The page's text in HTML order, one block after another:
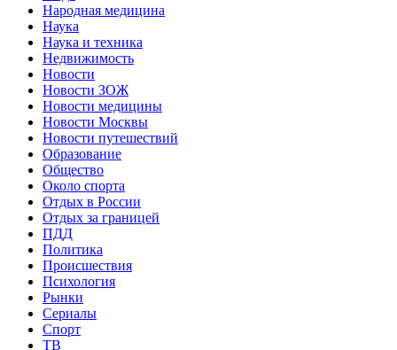
Народная медицина
Наука
Наука и техника
Недвижимость
Новости
Новости ЗОЖ
Новости медицины
Новости Москвы
Новости путешествий
Образование
Общество
Около спорта
Отдых в России
Отдых за границей
ПДД
Политика
Происшествия
Психология
Рынки
Сериалы
Спорт
ТВ